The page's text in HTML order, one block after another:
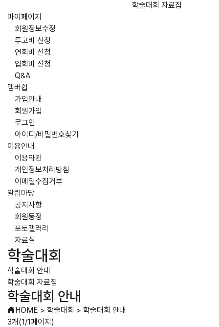
학술대회 자료집
마이페이지
회원정보수정
투고비 신청
연회비 신청
입회비 신청
Q&A
멤버쉽
가입안내
회원가입
로그인
아이디/비밀번호찾기
이용안내
이용약관
개인정보처리방침
이메일수집거부
알림마당
공지사항
회원동정
포토갤러리
자료실
학술대회
학술대회 안내
학술대회 자료집
학술대회 안내
HOME > 학술대회 > 학술대회 안내
3개(1/1페이지)